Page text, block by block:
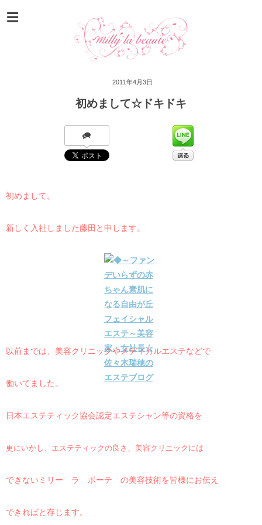
2011年4月3日
初めまして☆ドキドキ
初めまして。
新しく入社しました藤田と申します。
以前までは、美容クリニックやメディカルエステなどで
働いてました。
日本エステティック協会認定エステシャン等の資格を
更にいかし、エステティックの良さ、美容クリニックには
できないミリー ラ ボーテ の美容技術を皆様にお伝え
できればと存じます。